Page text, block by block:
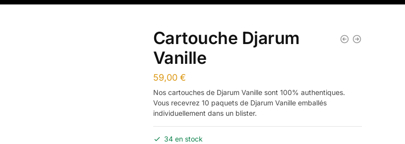
Cartouche Djarum
Vanille
59,00 €
Nos cartouches de Djarum Vanille sont 100% authentiques.
Vous recevrez 10 paquets de Djarum Vanille emballés
individuellement dans un blister.
34 en stock